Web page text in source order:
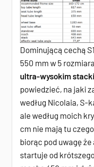
Dominującą cechą
550 mm w 5
ultra-wysokim
powiedzieć, na jaki
według Nicolaia, S-
ale według moich
cm nie mają tu
biorąc pod uwagę że
startuje od